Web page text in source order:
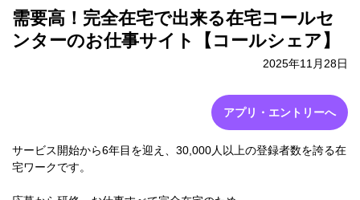
需要高！完全在宅で出来る在宅コールセ
ンターのお仕事サイト【コールシェア】
2025年11月28日
アプリ・エントリーへ
サービス開始から6年目を迎え、30,000人以上の登録者数を誇る在
宅ワークです。